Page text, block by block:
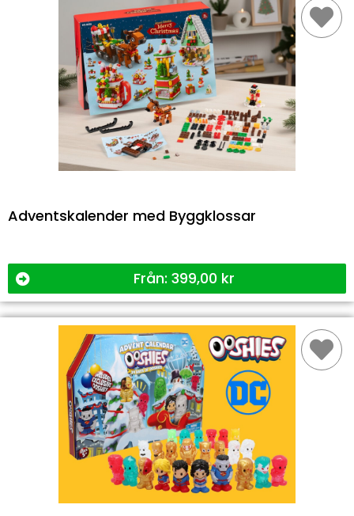
Adventskalender med Byggklossar
Från: 399,00 kr